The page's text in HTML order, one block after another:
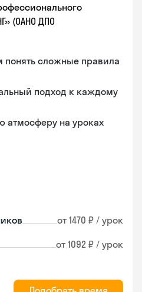
(ОАНО ДПО
понять сложные правила
подход к каждому
атмосферу на уроках
от 1470 ₽ / урок
от 1092 ₽ / урок